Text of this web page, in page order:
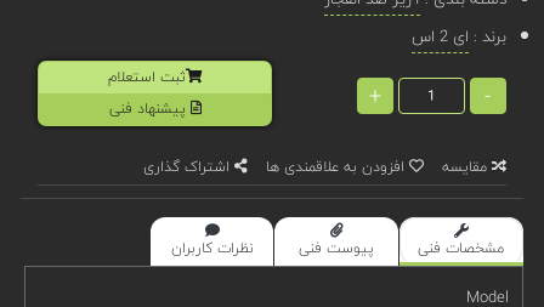
برند : ای 2 اس
-
+
ثبت استعلام
پیشنهاد فنی
مقایسه افزودن به علاقمندی ها اشتراک گذاری
مشخصات فنی پیوست فنی نظرات کاربران
Model